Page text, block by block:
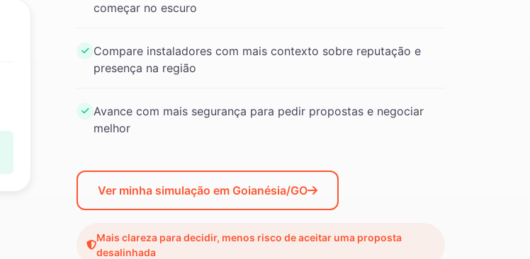
começar no escuro
Compare instaladores com mais contexto sobre reputação e
presença na região
Avance com mais segurança para pedir propostas e negociar
melhor
Ver minha simulação em Goianésia/GO
Mais clareza para decidir, menos risco de aceitar uma proposta
desalinhada